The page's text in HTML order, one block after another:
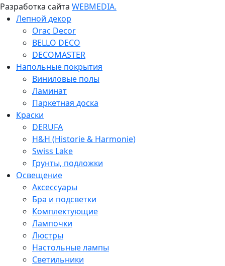
Разработка сайта WEBMEDIA.
Лепной декор
Orac Decor
BELLO DECO
DECOMASTER
Напольные покрытия
Виниловые полы
Ламинат
Паркетная доска
Краски
DERUFA
H&H (Historie & Harmonie)
Swiss Lake
Грунты, подложки
Освещение
Аксессуары
Бра и подсветки
Комплектующие
Лампочки
Люстры
Настольные лампы
Светильники